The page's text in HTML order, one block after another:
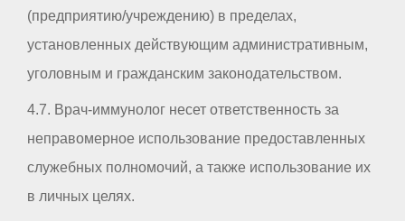
(предприятию/учреждению) в пределах,
установленных действующим административным,
уголовным и гражданским законодательством.
4.7. Врач-иммунолог несет ответственность за
неправомерное использование предоставленных
служебных полномочий, а также использование их
в личных целях.